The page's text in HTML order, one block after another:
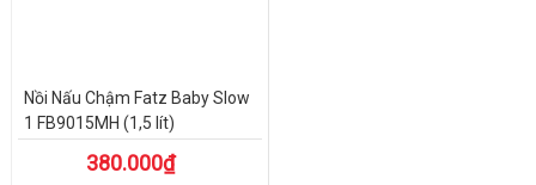
Nồi Nấu Chậm Fatz Baby Slow
1 FB9015MH (1,5 lít)
380.000₫